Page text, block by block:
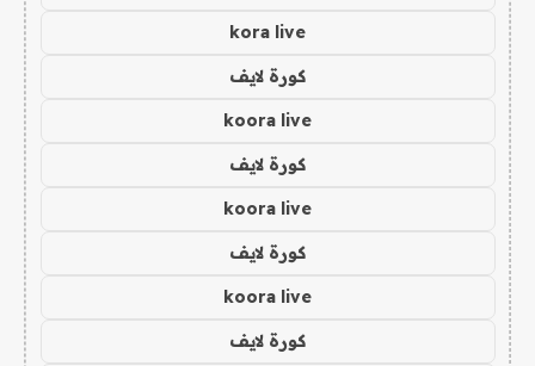
kora live
كورة لايف
koora live
كورة لايف
koora live
كورة لايف
koora live
كورة لايف